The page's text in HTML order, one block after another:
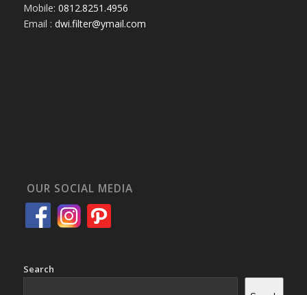
Mobile: 0812.8251.4956
Email : dwi.filter@ymail.com
OUR SOCIAL MEDIA
Search